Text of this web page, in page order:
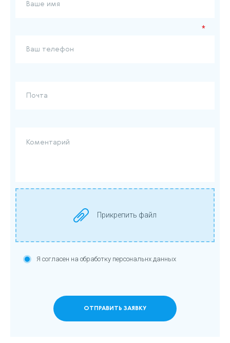
*
Я согласен на обработку персональнх данных
ОТПРАВИТЬ ЗАЯВКУ